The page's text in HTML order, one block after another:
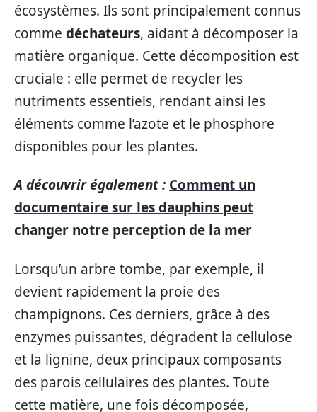
écosystèmes. Ils sont principalement connus
comme déchateurs, aidant à décomposer la
matière organique. Cette décomposition est
cruciale : elle permet de recycler les
nutriments essentiels, rendant ainsi les
éléments comme l’azote et le phosphore
disponibles pour les plantes.
A découvrir également : Comment un
documentaire sur les dauphins peut
changer notre perception de la mer
Lorsqu’un arbre tombe, par exemple, il
devient rapidement la proie des
champignons. Ces derniers, grâce à des
enzymes puissantes, dégradent la cellulose
et la lignine, deux principaux composants
des parois cellulaires des plantes. Toute
cette matière, une fois décomposée,